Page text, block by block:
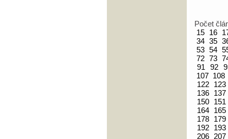
Počet
15 16
34 35
53 54
72 73
91
92
107 108
122
123
136
137
150
151
164
165
178
179
192
193
206 207